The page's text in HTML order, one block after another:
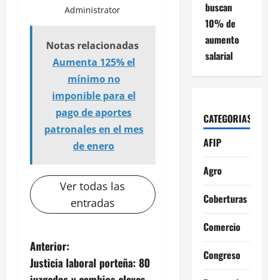
Administrator
Notas relacionadas
Aumenta 125% el
mínimo no
imponible para el
pago de aportes
patronales en el mes
de enero
Ver todas las
entradas
N
a
Anterior:
Justicia laboral porteña: 80
buscan
10% de
aumento
salarial
CATEGORIAS
AFIP
Agro
Coberturas
Comercio
Congreso